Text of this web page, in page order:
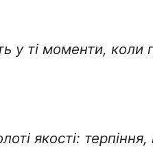
у ті моменти, коли
якості: